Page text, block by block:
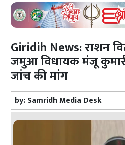
Giridih News: राशन
जमुआ विधायक मंजू
जांच की मांग
by:Samridh Media Desk